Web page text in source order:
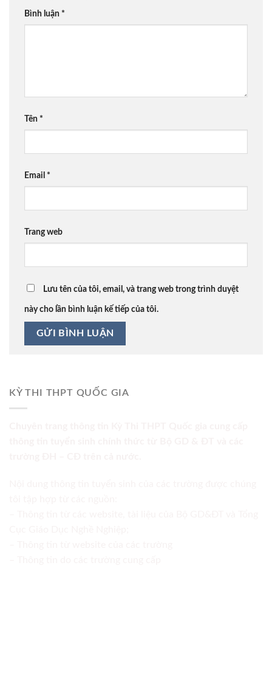
Bình luận *
Tên *
Email *
Trang web
Lưu tên của tôi, email, và trang web trong trình duyệt
này cho lần bình luận kế tiếp của tôi.
KỲ THI THPT QUỐC GIA